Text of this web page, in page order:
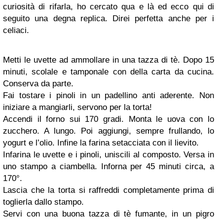
curiosità di rifarla, ho cercato qua e là ed ecco qui di
seguito una degna replica. Direi perfetta anche per i
celiaci.
Metti le uvette ad ammollare in una tazza di tè. Dopo 15
minuti, scolale e tamponale con della carta da cucina.
Conserva da parte.
Fai tostare i pinoli in un padellino anti aderente. Non
iniziare a mangiarli, servono per la torta!
Accendi il forno sui 170 gradi. Monta le uova con lo
zucchero. A lungo. Poi aggiungi, sempre frullando, lo
yogurt e l’olio. Infine la farina setacciata con il lievito.
Infarina le uvette e i pinoli, uniscili al composto. Versa in
uno stampo a ciambella. Inforna per 45 minuti circa, a
170°.
Lascia che la torta si raffreddi completamente prima di
toglierla dallo stampo.
Servi con una buona tazza di tè fumante, in un pigro